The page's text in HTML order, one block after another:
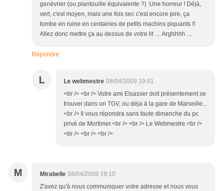
genèvrier (ou plantouille équivalente ?) :Une horreur ! Déjà,
vert, c'est moyen, mais une fois sec c'est encore pire, ça
tombe en ruine en centaines de petits machins piquants !!
Allez donc mettre ça au dessus de votre lit .... Arghhhh ....
Répondre
L Le webmestre 08/04/2009 19:41
<br /> <br /> Votre ami Elsasser doit présentement se
trouver dans un TGV, ou déja à la gare de Marseille...
<br /> Il vous répondra sans faute dimanche du pc
privé de Mortimer.<br /> <br /> Le Webmestre.<br />
<br /> <br /> <br />
M Mirabelle 08/04/2009 19:10
Z'avez qu'à nous communiquer votre adresse et nous vous